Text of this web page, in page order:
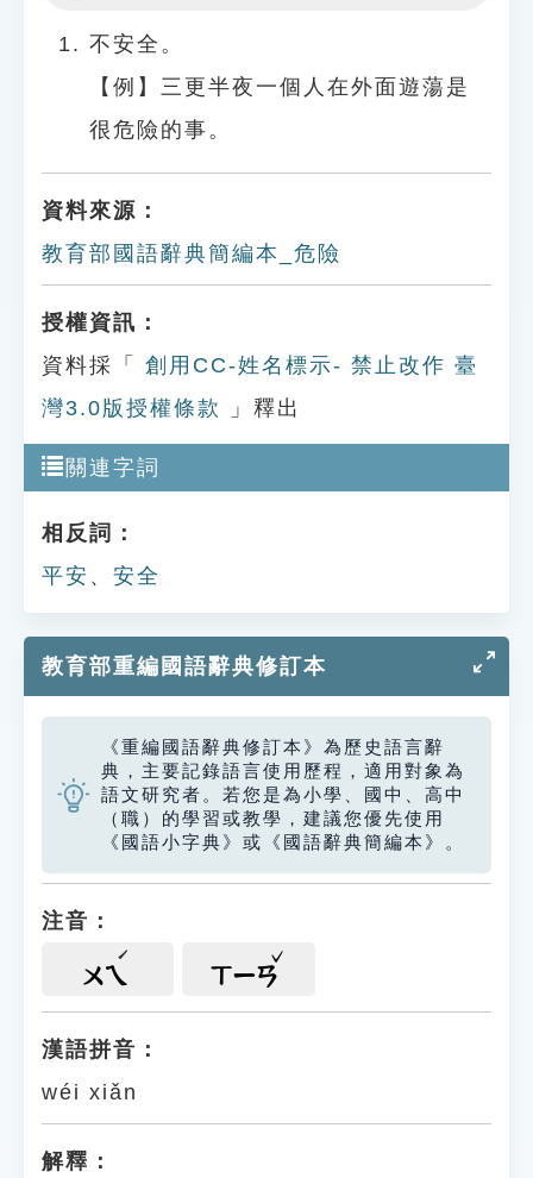
不安全。
【例】三更半夜一個人在外面遊蕩是
很危險的事。
資料來源：
教育部國語辭典簡編本_危險
授權資訊：
資料採「
創用CC-姓名標示- 禁止改作 臺
灣3.0版授權條款
」釋出
關連字詞
相反詞：
平安 、 安全
教育部重編國語辭典修訂本
《重編國語辭典修訂本》為歷史語言辭
典，主要記錄語言使用歷程，適用對象為
語文研究者。若您是為小學、國中、高中
（職）的學習或教學，建議您優先使用
《國語小字典》或《國語辭典簡編本》。
注音：
ㄨㄟ ㄒㄧㄢ
漢語拼音：
wéi xiǎn
解釋：